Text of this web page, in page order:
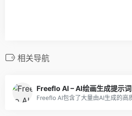
相关导航
Freeflo AI – AI绘画生成提示词